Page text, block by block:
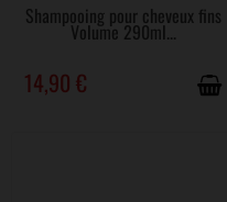
Shampooing pour cheveux fins
Volume 290ml...
14,90 €